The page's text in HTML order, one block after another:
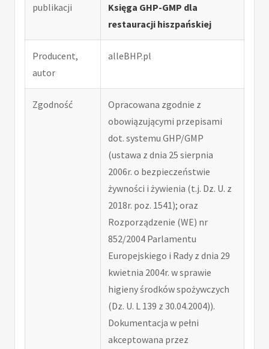
publikacji
Księga GHP-GMP dla
restauracji hiszpańskiej
Producent,
autor
alleBHP.pl
Zgodność
Opracowana zgodnie z
obowiązującymi przepisami
dot. systemu GHP/GMP
(ustawa z dnia 25 sierpnia
2006r. o bezpieczeństwie
żywności i żywienia (t.j. Dz. U. z
2018r. poz. 1541); oraz
Rozporządzenie (WE) nr
852/2004 Parlamentu
Europejskiego i Rady z dnia 29
kwietnia 2004r. w sprawie
higieny środków spożywczych
(Dz. U. L 139 z 30.04.2004)).
Dokumentacja w pełni
akceptowana przez